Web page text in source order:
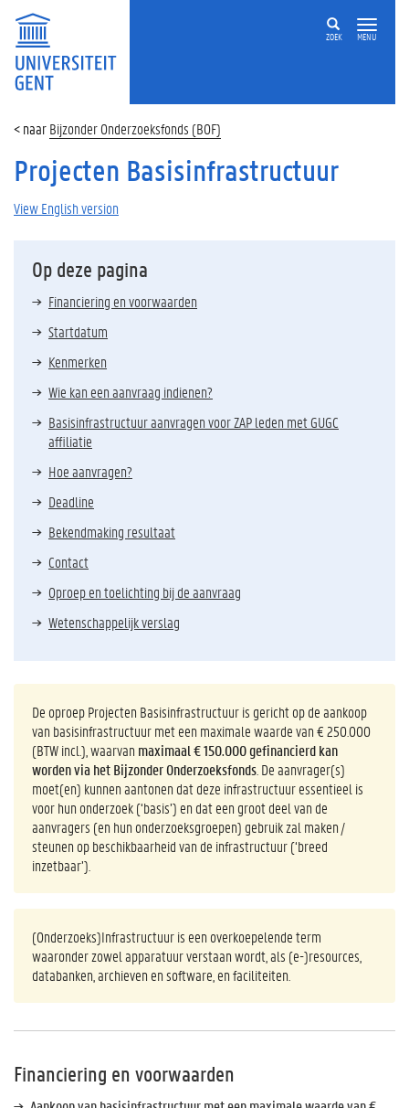
ZOEK MENU
Bijzonder Onderzoeksfonds (BOF)
Projecten Basisinfrastructuur
View English version
Op deze pagina
Financiering en voorwaarden
Startdatum
Kenmerken
Wie kan een aanvraag indienen?
Basisinfrastructuur aanvragen voor ZAP leden met GUGC
affiliatie
Hoe aanvragen?
Deadline
Bekendmaking resultaat
Contact
Oproep en toelichting bij de aanvraag
Wetenschappelijk verslag
De oproep Projecten Basisinfrastructuur is gericht op de aankoop
van basisinfrastructuur met een maximale waarde van € 250.000
(BTW incl.), waarvan maximaal € 150.000 gefinancierd kan
worden via het Bijzonder Onderzoeksfonds . De aanvrager(s)
moet(en) kunnen aantonen dat deze infrastructuur essentieel is
voor hun onderzoek (‘basis’) en dat een groot deel van de
aanvragers (en hun onderzoeksgroepen) gebruik zal maken /
steunen op beschikbaarheid van de infrastructuur (‘breed
inzetbaar’).
(Onderzoeks)Infrastructuur is een overkoepelende term
waaronder zowel apparatuur verstaan wordt, als (e-)resources,
databanken, archieven en software, en faciliteiten.
Financiering en voorwaarden